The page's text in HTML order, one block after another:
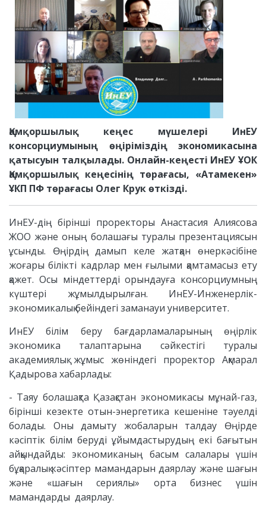
Қамқоршылық кеңес мүшелері ИнЕУ
консорциумының өңіріміздің экономикасына
қатысуын талқылады. Онлайн-кеңесті ИнЕУ ҰОК
Қамқоршылық кеңесінің төрағасы, «Атамекен»
ҰКП ПФ төрағасы Олег Крук өткізді.
ИнЕУ-дің бірінші проректоры Анастасия Алиясова
ЖОО және оның болашағы туралы презентациясын
ұсынды. Өңірдің дамып келе жатқан өнеркәсібіне
жоғары білікті кадрлар мен ғылыми қамтамасыз ету
қажет. Осы міндеттерді орындауға консорциумның
күштері жұмылдырылған. ИнЕУ-Инженерлік-
экономикалық бейіндегі заманауи университет.
ИнЕУ білім беру бағдарламаларының өңірлік
экономика талаптарына сәйкестігі туралы
академиялық жұмыс жөніндегі проректор Ақмарал
Қадырова хабарлады:
- Таяу болашақта Қазақстан экономикасы мұнай-газ,
бірінші кезекте отын-энергетика кешеніне тәуелді
болады. Оны дамыту жобаларын талдау Өңірде
кәсіптік білім беруді ұйымдастырудың екі бағытын
айқындайды: экономиканың басым салалары үшін
бұқаралық кәсіптер мамандарын даярлау және шағын
және «шағын сериялы» орта бизнес үшін
мамандарды даярлау.